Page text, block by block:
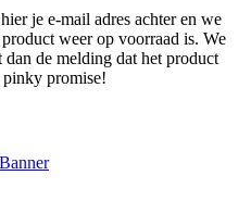
je e-mail adres achter en we
weer op voorraad is. We
dan de melding dat het product
pinky promise!